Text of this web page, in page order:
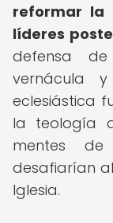
reformar la
líderes
defensa
vernácula
eclesiástica
la teología
mentes
desafiarían
Iglesia.